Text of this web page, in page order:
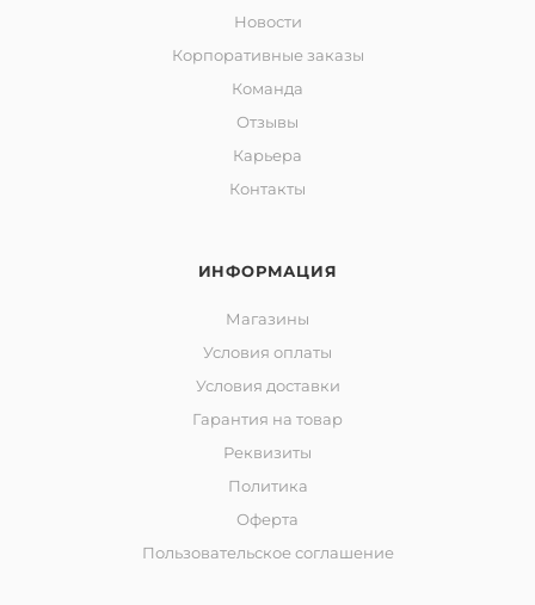
Новости
Корпоративные заказы
Команда
Отзывы
Карьера
Контакты
ИНФОРМАЦИЯ
Магазины
Условия оплаты
Условия доставки
Гарантия на товар
Реквизиты
Политика
Оферта
Пользовательское соглашение